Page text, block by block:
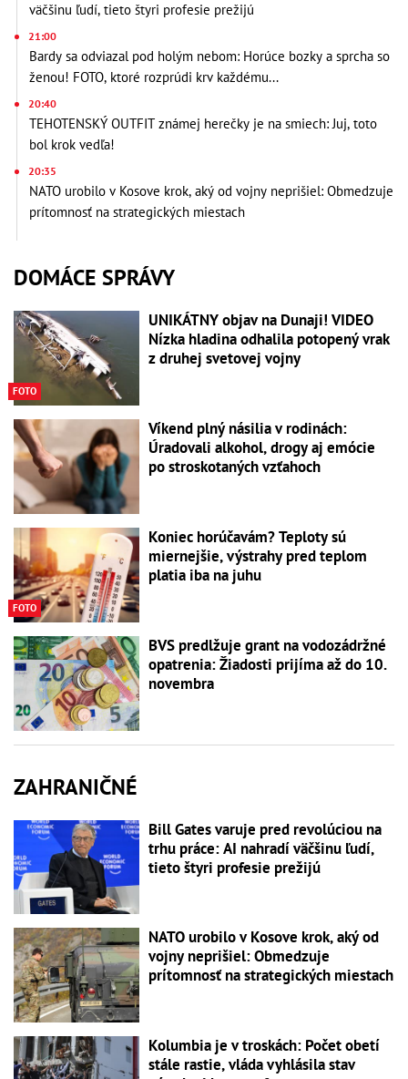
väčšinu ľudí, tieto štyri profesie prežijú
21:00
Bardy sa odviazal pod holým nebom: Horúce bozky a sprcha so
ženou! FOTO, ktoré rozprúdi krv každému...
20:40
TEHOTENSKÝ OUTFIT známej herečky je na smiech: Juj, toto
bol krok vedľa!
20:35
NATO urobilo v Kosove krok, aký od vojny neprišiel: Obmedzuje
prítomnosť na strategických miestach
DOMÁCE SPRÁVY
FOTO
UNIKÁTNY objav na Dunaji! VIDEO
Nízka hladina odhalila potopený vrak
z druhej svetovej vojny
Víkend plný násilia v rodinách:
Úradovali alkohol, drogy aj emócie
po stroskotaných vzťahoch
FOTO
Koniec horúčavám? Teploty sú
miernejšie, výstrahy pred teplom
platia iba na juhu
BVS predlžuje grant na vodozádržné
opatrenia: Žiadosti prijíma až do 10.
novembra
ZAHRANIČNÉ
Bill Gates varuje pred revolúciou na
trhu práce: AI nahradí väčšinu ľudí,
tieto štyri profesie prežijú
NATO urobilo v Kosove krok, aký od
vojny neprišiel: Obmedzuje
prítomnosť na strategických miestach
Kolumbia je v troskách: Počet obetí
stále rastie, vláda vyhlásila stav